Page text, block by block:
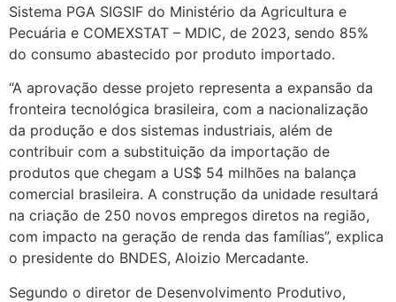
Sistema PGA SIGSIF do Ministério da Agricultura e
Pecuária e COMEXSTAT – MDIC, de 2023, sendo 85%
do consumo abastecido por produto importado.
“A aprovação desse projeto representa a expansão da
fronteira tecnológica brasileira, com a nacionalização
da produção e dos sistemas industriais, além de
contribuir com a substituição da importação de
produtos que chegam a US$ 54 milhões na balança
comercial brasileira. A construção da unidade resultará
na criação de 250 novos empregos diretos na região,
com impacto na geração de renda das famílias”, explica
o presidente do BNDES, Aloizio Mercadante.
Segundo o diretor de Desenvolvimento Produtivo,